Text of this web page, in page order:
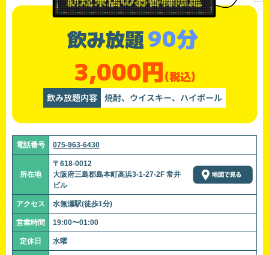
飲み放題90分
3,000円(税込)
飲み放題内容 焼酎、ウイスキー、ハイボール
電話番号 075-963-6430
所在地
〒618-0012
大阪府三島郡島本町高浜3-1-27-2F 常井
ビル
アクセス 水無瀬駅(徒歩1分)
営業時間 19:00〜01:00
定休日 水曜